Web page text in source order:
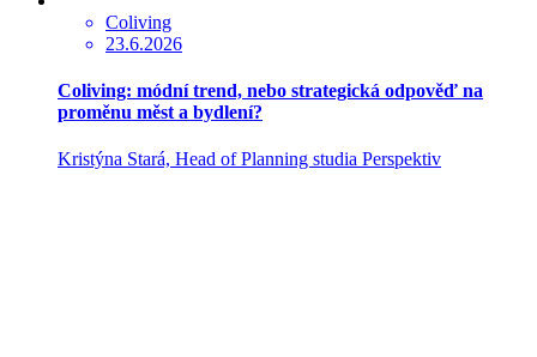
Coliving
23.6.2026
Coliving: módní trend, nebo strategická odpověď na
proměnu měst a bydlení?
Kristýna Stará, Head of Planning studia Perspektiv